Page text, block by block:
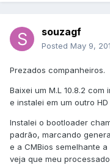
souzagf
Posted May 9,
Prezados companheiros.
Baixei um M.L 10.8.2
e instalei em um outro
Instalei o bootloader
padrão, marcando
e a CMBios semelhante
veja que meu